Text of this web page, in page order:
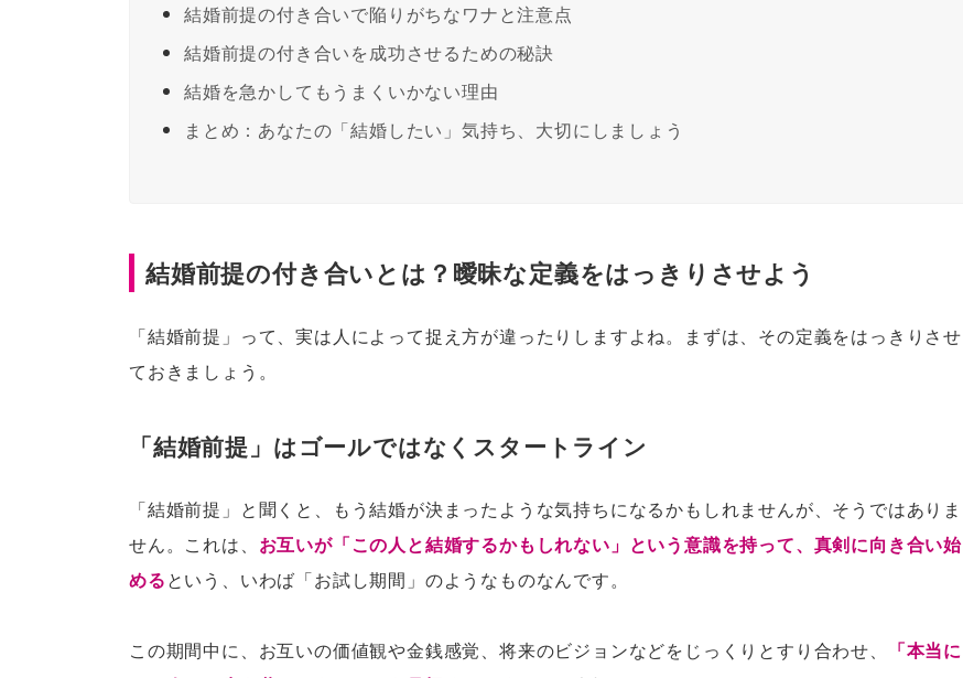
結婚前提の付き合いで陥りがちなワナと注意点
結婚前提の付き合いを成功させるための秘訣
結婚を急かしてもうまくいかない理由
まとめ：あなたの「結婚したい」気持ち、大切にしましょう
結婚前提の付き合いとは？曖昧な定義をはっきりさせよう
「結婚前提」って、実は人によって捉え方が違ったりしますよね。まずは、その定義をはっきりさせ
ておきましょう。
「結婚前提」はゴールではなくスタートライン
「結婚前提」と聞くと、もう結婚が決まったような気持ちになるかもしれませんが、そうではありま
せん。これは、 お互いが「この人と結婚するかもしれない」という意識を持って、真剣に向き合い始
めるという、いわば「お試し期間」のようなものなんです。
この期間中に、お互いの価値観や金銭感覚、将来のビジョンなどをじっくりとすり合わせ、
「本当に